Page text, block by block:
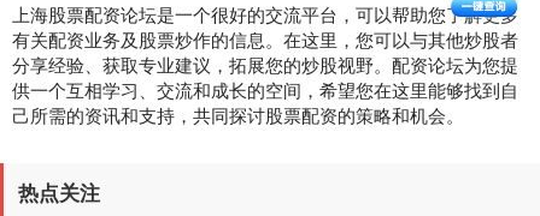
上海股票配资论坛是一个很好的交流平台，可以帮助您了解更多
有关配资业务及股票炒作的信息。在这里，您可以与其他炒股者
分享经验、获取专业建议，拓展您的炒股视野。配资论坛为您提
供一个互相学习、交流和成长的空间，希望您在这里能够找到自
己所需的资讯和支持，共同探讨股票配资的策略和机会。
热点关注